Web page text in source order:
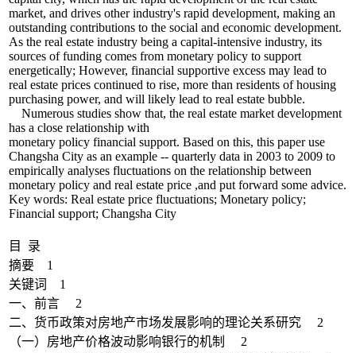
market, and drives other industry's rapid development, making an
outstanding contributions to the social and economic development.
As the real estate industry being a capital-intensive industry, its
sources of funding comes from monetary policy to support
energetically; However, financial supportive excess may lead to
real estate prices continued to rise, more than residents of housing
purchasing power, and will likely lead to real estate bubble.
Numerous studies show that, the real estate market development
has a close relationship with
monetary policy financial support. Based on this, this paper use
Changsha City as an example -- quarterly data in 2003 to 2009 to
empirically analyses fluctuations on the relationship between
monetary policy and real estate price ,and put forward some advice.
Key words: Real estate price fluctuations; Monetary policy;
Financial support; Changsha City
目 录
摘要 1
关键词 1
一、前言 2
二、货币政策对房地产市场发展影响的理论关系研究 2
（一）房地产价格波动影响银行的机制 2